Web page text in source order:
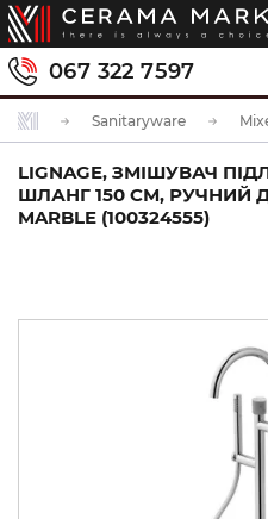
067 322 7597
Sanitaryware
LIGNAGE, ЗМІШУВАЧ
ШЛАНГ 150 СМ, РУЧНИЙ
MARBLE (100324555)